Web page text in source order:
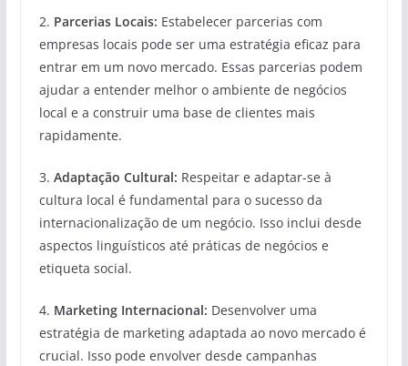
2. Parcerias Locais: Estabelecer parcerias com
empresas locais pode ser uma estratégia eficaz para
entrar em um novo mercado. Essas parcerias podem
ajudar a entender melhor o ambiente de negócios
local e a construir uma base de clientes mais
rapidamente.
3. Adaptação Cultural: Respeitar e adaptar-se à
cultura local é fundamental para o sucesso da
internacionalização de um negócio. Isso inclui desde
aspectos linguísticos até práticas de negócios e
etiqueta social.
4. Marketing Internacional: Desenvolver uma
estratégia de marketing adaptada ao novo mercado é
crucial. Isso pode envolver desde campanhas